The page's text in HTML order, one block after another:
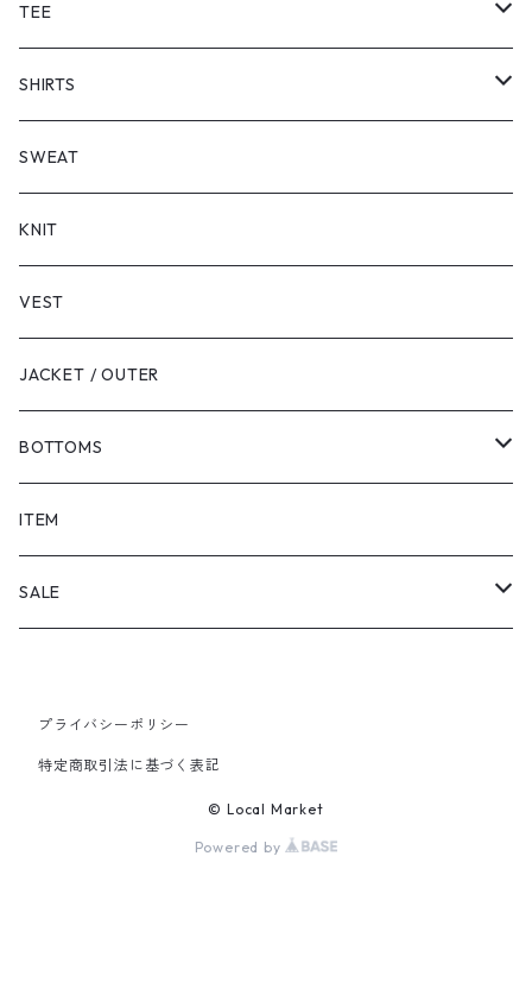
TEE
SHORT SLEEVE
LONG SLEEVE
SHIRTS
SHORT SLEEVE
LONG SLEEVE
SWEAT
KNIT
VEST
JACKET / OUTER
BOTTOMS
SHORTS
PANTS
ITEM
SALE
PANTS
プライバシーポリシー
特定商取引法に基づく表記
© Local Market
Powered by